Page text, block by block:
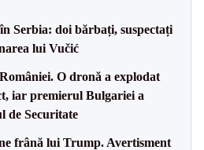
Serbia: doi bărbați, suspectați
lui Vučić
O dronă a explodat
iar premierul Bulgariei a
de Securitate
frână lui Trump. Avertisment